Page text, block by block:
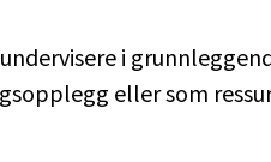
i
eller som